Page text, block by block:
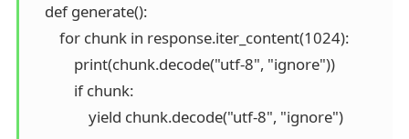
    def generate():
        for chunk in response.iter_content(1024):
            print(chunk.decode("utf-8", "ignore"))
            if chunk:
                yield chunk.decode("utf-8", "ignore")